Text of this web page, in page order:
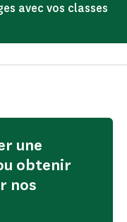
avec vos classes
une
obtenir
nos